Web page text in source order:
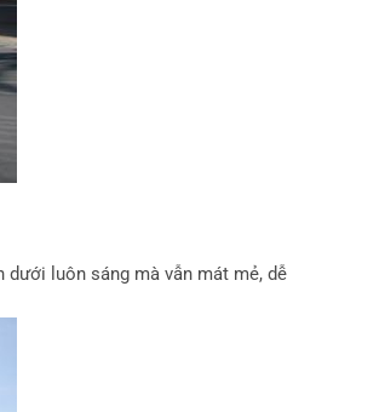
dưới luôn sáng mà vẫn mát mẻ, dễ